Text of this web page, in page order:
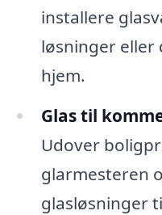
installere
løsninger eller
hjem.
Glas til
Udover
glarmesteren
glasløsninger